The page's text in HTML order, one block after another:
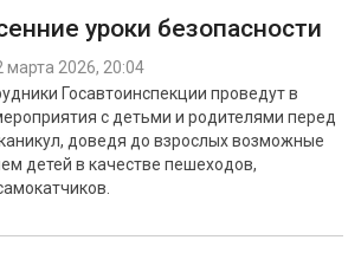
уроки безопасности
марта 2026, 20:04
Госавтоинспекции проведут в
с детьми и родителями перед
доведя до взрослых возможные
детей в качестве пешеходов,